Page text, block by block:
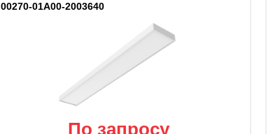
00270-01A00-2003640
По запросу